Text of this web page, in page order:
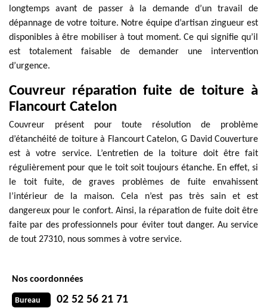
longtemps avant de passer à la demande d’un travail de
dépannage de votre toiture. Notre équipe d’artisan zingueur est
disponibles à être mobiliser à tout moment. Ce qui signifie qu’il
est totalement faisable de demander une intervention
d’urgence.
Couvreur réparation fuite de toiture à
Flancourt Catelon
Couvreur présent pour toute résolution de problème
d’étanchéité de toiture à Flancourt Catelon, G David Couverture
est à votre service. L’entretien de la toiture doit être fait
régulièrement pour que le toit soit toujours étanche. En effet, si
le toit fuite, de graves problèmes de fuite envahissent
l’intérieur de la maison. Cela n’est pas très sain et est
dangereux pour le confort. Ainsi, la réparation de fuite doit être
faite par des professionnels pour éviter tout danger. Au service
de tout 27310, nous sommes à votre service.
Nos coordonnées
Bureau 02 52 56 21 71